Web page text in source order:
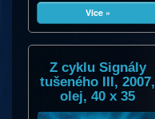
Více »
Z cyklu Signály
tušeného III, 2007,
olej, 40 x 35